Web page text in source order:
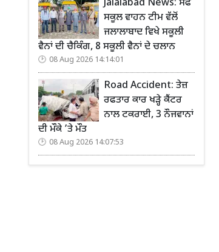
Jalalabad News: ਸੇਫ
ਸਕੂਲ ਵਾਹਨ ਟੀਮ ਵੱਲੋਂ
ਜਲਾਲਾਬਾਦ ਵਿਖੇ ਸਕੂਲੀ
ਵੈਨਾਂ ਦੀ ਚੈਕਿੰਗ, 8 ਸਕੂਲੀ ਵੈਨਾਂ ਦੇ ਚਲਾਨ
08 Aug 2026 14:14:01
Road Accident: ਤੇਜ਼
ਰਫਤਾਰ ਕਾਰ ਖੜ੍ਹੇ ਕੈਂਟਰ
ਨਾਲ ਟਕਰਾਈ, 3 ਨੌਜਵਾਨਾਂ
ਦੀ ਮੌਕੇ ’ਤੇ ਮੌਤ
08 Aug 2026 14:07:53